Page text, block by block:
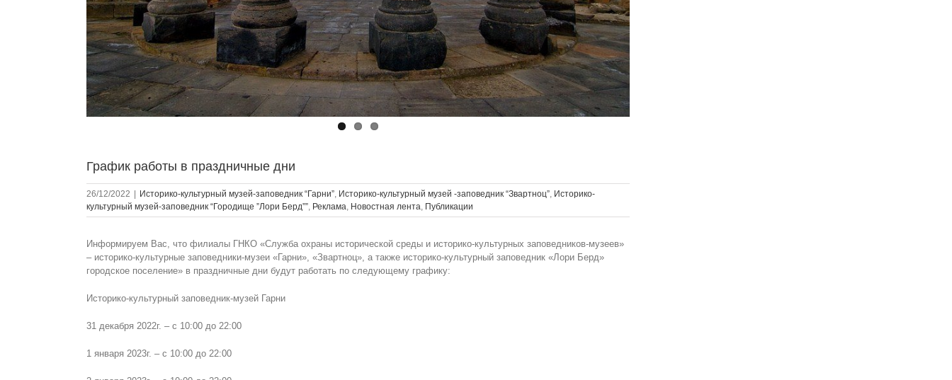
График работы в праздничные дни
26/12/2022 Историко-культурный музей-заповедник “Гарни”, Историко-культурный музей -заповедник “Звартноц”, Историко-
культурный музей-заповедник “Городище ”Лори Берд””, Реклама, Новостная лента, Публикации
Информируем Вас, что филиалы ГНКО «Служба охраны исторической среды и историко-культурных заповедников-музеев»
– историко-культурные заповедники-музеи «Гарни», «Звартноц», а также историко-культурный заповедник «Лори Берд»
городское поселение» в праздничные дни будут работать по следующему графику:
Историко-культурный заповедник-музей Гарни
31 декабря 2022г. – с 10:00 до 22:00
1 января 2023г. – с 10:00 до 22:00